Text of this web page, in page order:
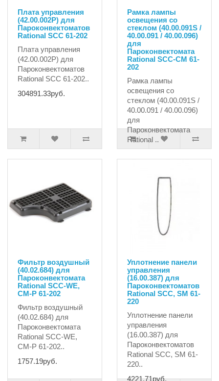
Плата управления
(42.00.002P) для
Пароконвектоматов
Rational SCC 61-202
Плата управления
(42.00.002P) для
Пароконвектоматов
Rational SCC 61-202..
304891.33руб.
Рамка лампы
освещения со
стеклом (40.00.091S /
40.00.091 / 40.00.096)
для
Пароконвектомата
Rational SCC-CM 61-
202
Рамка лампы
освещения со
стеклом (40.00.091S /
40.00.091 / 40.00.096)
для
Пароконвектомата
Rational ..
Фильтр воздушный
(40.02.684) для
Пароконвектомата
Rational SCC-WE,
CM-P 61-202
Фильтр воздушный
(40.02.684) для
Пароконвектомата
Rational SCC-WE,
CM-P 61-202..
1757.19руб.
Уплотнение панели
управления
(16.00.387) для
Пароконвектоматов
Rational SCC, SM 61-
220
Уплотнение панели
управления
(16.00.387) для
Пароконвектоматов
Rational SCC, SM 61-
220..
4221.71руб.